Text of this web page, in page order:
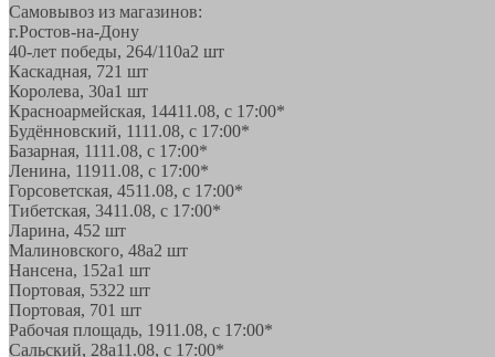
Самовывоз из магазинов:
г.Ростов-на-Дону
40-лет победы, 264/110а2 шт
Каскадная, 721 шт
Королева, 30а1 шт
Красноармейская, 14411.08, с 17:00*
Будённовский, 1111.08, с 17:00*
Базарная, 1111.08, с 17:00*
Ленина, 11911.08, с 17:00*
Горсоветская, 4511.08, с 17:00*
Тибетская, 3411.08, с 17:00*
Ларина, 452 шт
Малиновского, 48а2 шт
Нансена, 152а1 шт
Портовая, 5322 шт
Портовая, 701 шт
Рабочая площадь, 1911.08, с 17:00*
Сальский, 28a11.08, с 17:00*